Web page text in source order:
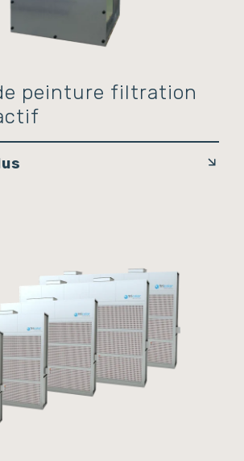
peinture filtration